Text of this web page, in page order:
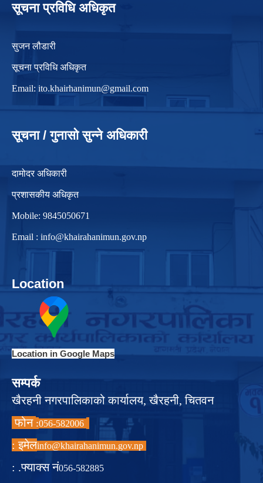
सूचना प्रविधि अधिकृत
सुजन लौडारी
सूचना प्रविधि अधिकृत
Email: ito.khairhanimun@gmail.com
सूचना / गुनासो सुन्ने अधिकारी
दामोदर अधिकारी
प्रशासकीय अधिकृत
Mobile: 9845050671
Email : info@khairahanimun.gov.np
Location
Location in Google Maps
सम्पर्क
खैरहनी नगरपालिकाको कार्यालय, खैरहनी, चितवन
फोन :
इमेल :info@khairahanimun.gov.np
फ्याक्स नं. :056-582885